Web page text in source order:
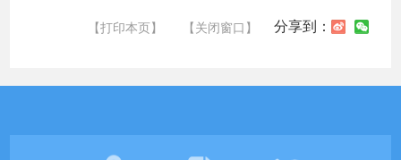
【打印本页】 【关闭窗口】 分享到：